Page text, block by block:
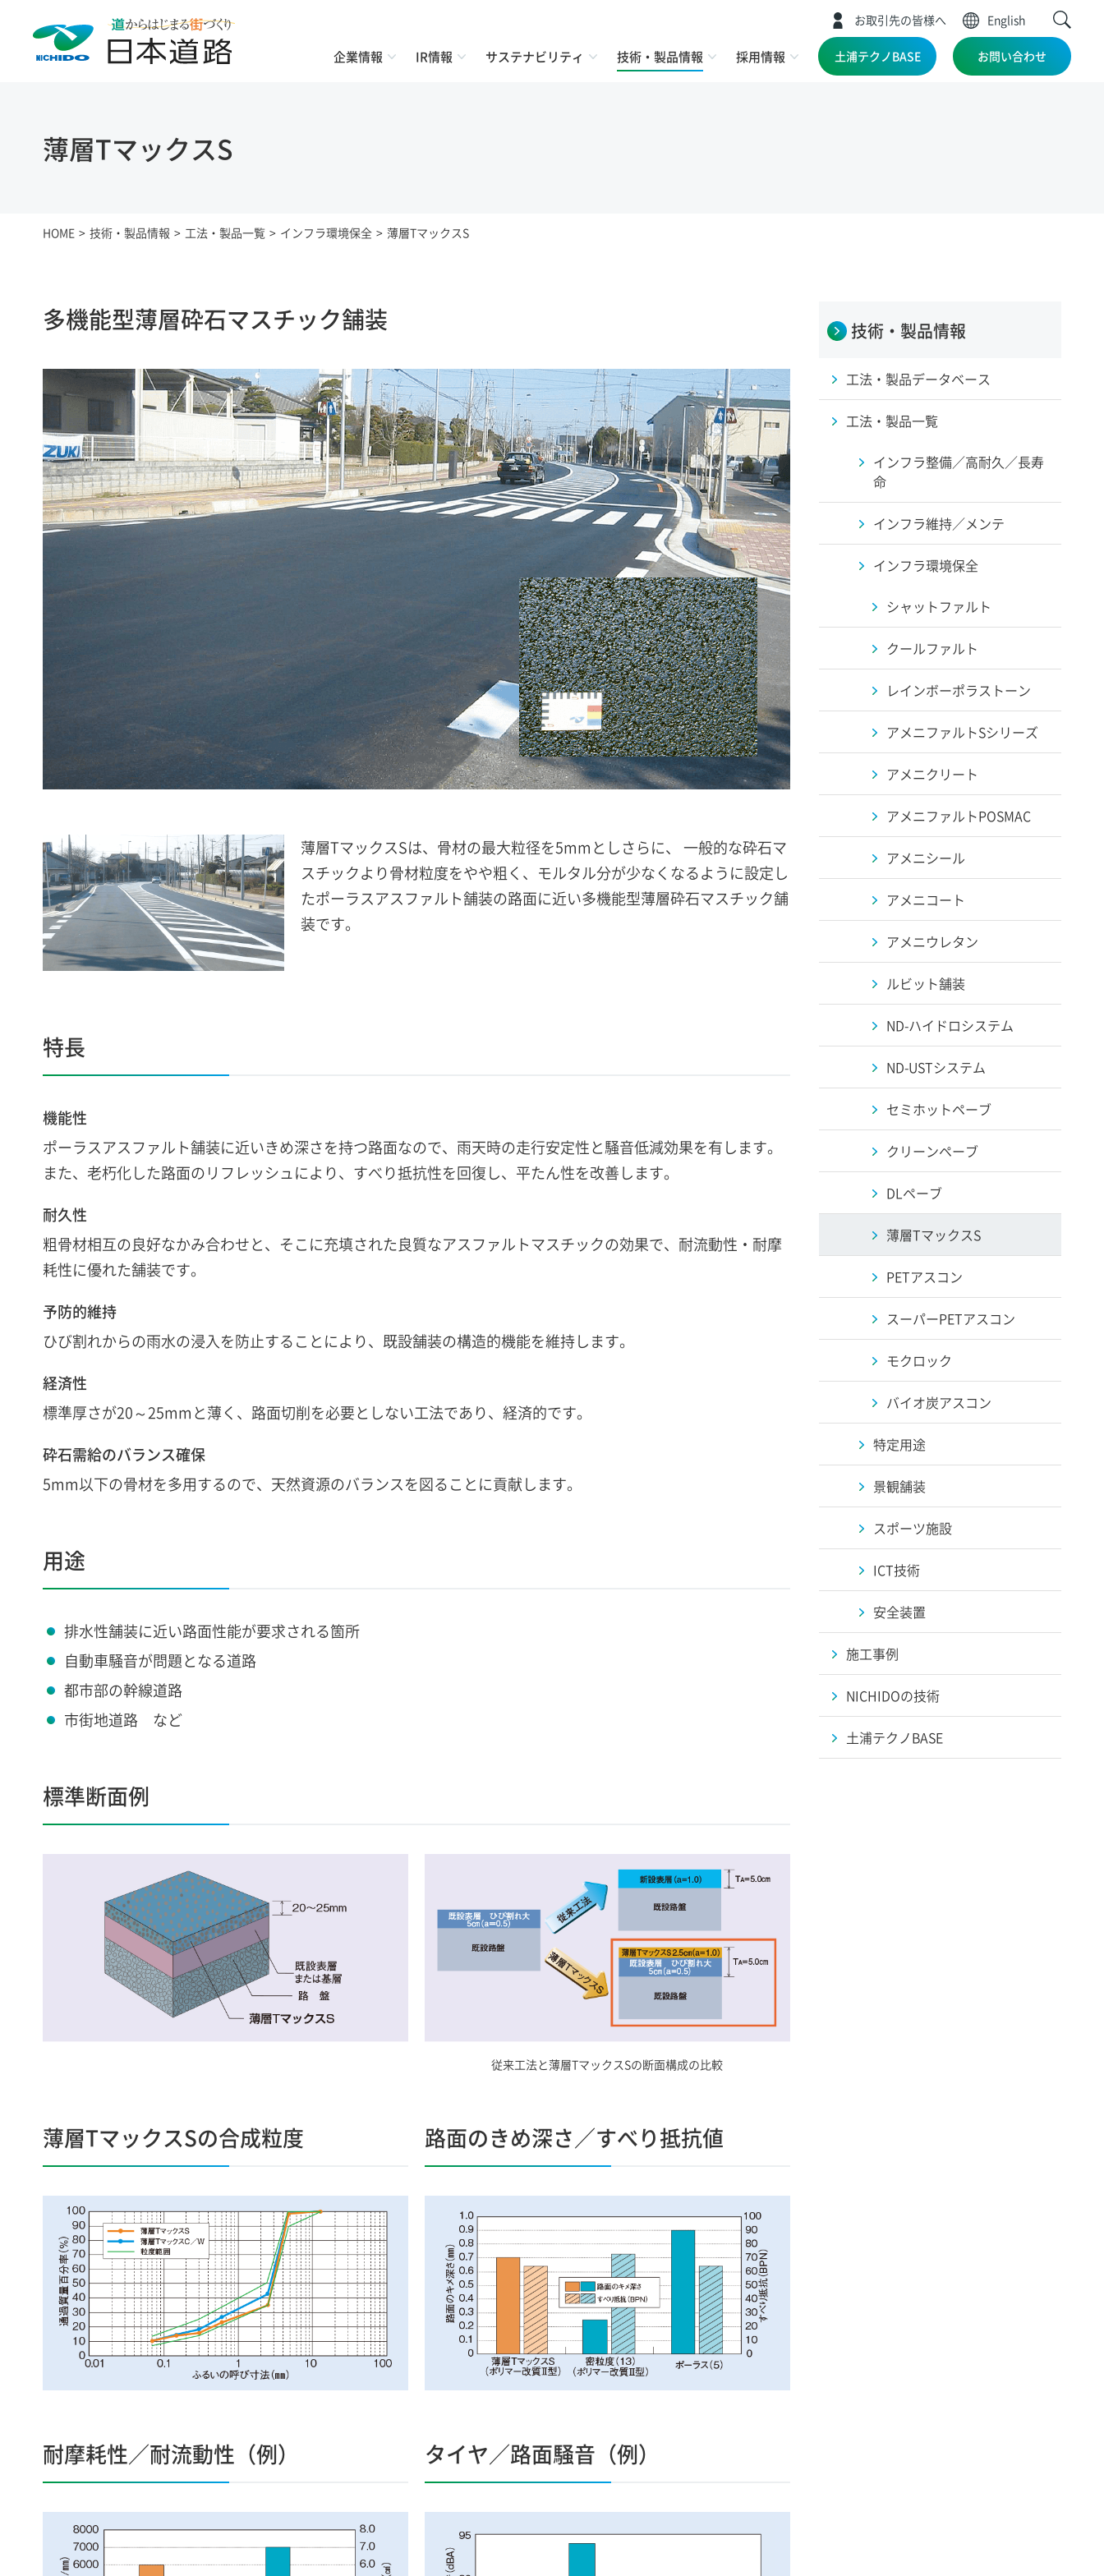
お取引先の皆様へ English
企業情報 IR情報 サステナビリティ 技術・製品情報 採用情報 土浦テクノBASE お問い合わせ
薄層TマックスS
HOME 技術・製品情報 工法・製品一覧 インフラ環境保全 薄層TマックスS
多機能型薄層砕石マスチック舗装
薄層TマックスSは、骨材の最大粒径を5mmとしさらに、 一般的な砕石マ
スチックより骨材粒度をやや粗く、モルタル分が少なくなるように設定し
たポーラスアスファルト舗装の路面に近い多機能型薄層砕石マスチック舗
装です。
特長
機能性
ポーラスアスファルト舗装に近いきめ深さを持つ路面なので、雨天時の走行安定性と騒音低減効果を有します。
また、老朽化した路面のリフレッシュにより、すべり抵抗性を回復し、平たん性を改善します。
耐久性
粗骨材相互の良好なかみ合わせと、そこに充填された良質なアスファルトマスチックの効果で、耐流動性・耐摩
耗性に優れた舗装です。
予防的維持
ひび割れからの雨水の浸入を防止することにより、既設舗装の構造的機能を維持します。
経済性
標準厚さが20～25mmと薄く、路面切削を必要としない工法であり、経済的です。
砕石需給のバランス確保
5mm以下の骨材を多用するので、天然資源のバランスを図ることに貢献します。
用途
排水性舗装に近い路面性能が要求される箇所
自動車騒音が問題となる道路
都市部の幹線道路
市街地道路 など
標準断面例
従来工法と薄層TマックスSの断面構成の比較
薄層TマックスSの合成粒度 路面のきめ深さ／すべり抵抗値
耐摩耗性／耐流動性（例） タイヤ／路面騒音（例）
技術・製品情報
工法・製品データベース
工法・製品一覧
インフラ整備／高耐久／長寿
命
インフラ維持／メンテ
インフラ環境保全
シャットファルト
クールファルト
レインボーポラストーン
アメニファルトSシリーズ
アメニクリート
アメニファルトPOSMAC
アメニシール
アメニコート
アメニウレタン
ルビット舗装
ND-ハイドロシステム
ND-USTシステム
セミホットペーブ
クリーンペーブ
DLペーブ
薄層TマックスS
PETアスコン
スーパーPETアスコン
モクロック
バイオ炭アスコン
特定用途
景観舗装
スポーツ施設
ICT技術
安全装置
施工事例
NICHIDOの技術
土浦テクノBASE